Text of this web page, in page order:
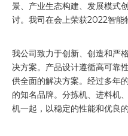
景、产业生态构建、发展模式
讨。我司在会上荣获2022智能
我公司致力于创新、创造和严
决方案。产品设计遵循高可靠
供全面的解决方案。经过多年
的知名品牌。分拣机、进料机
机一起，以稳定的性能和优良